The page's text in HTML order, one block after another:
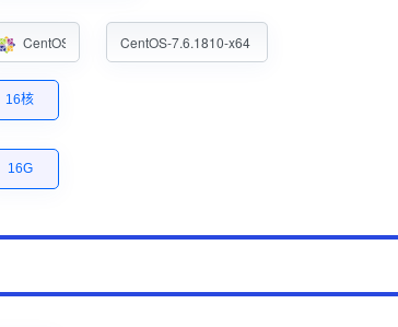
CentOS CentOS-7.6.1810-x64
16核
16G